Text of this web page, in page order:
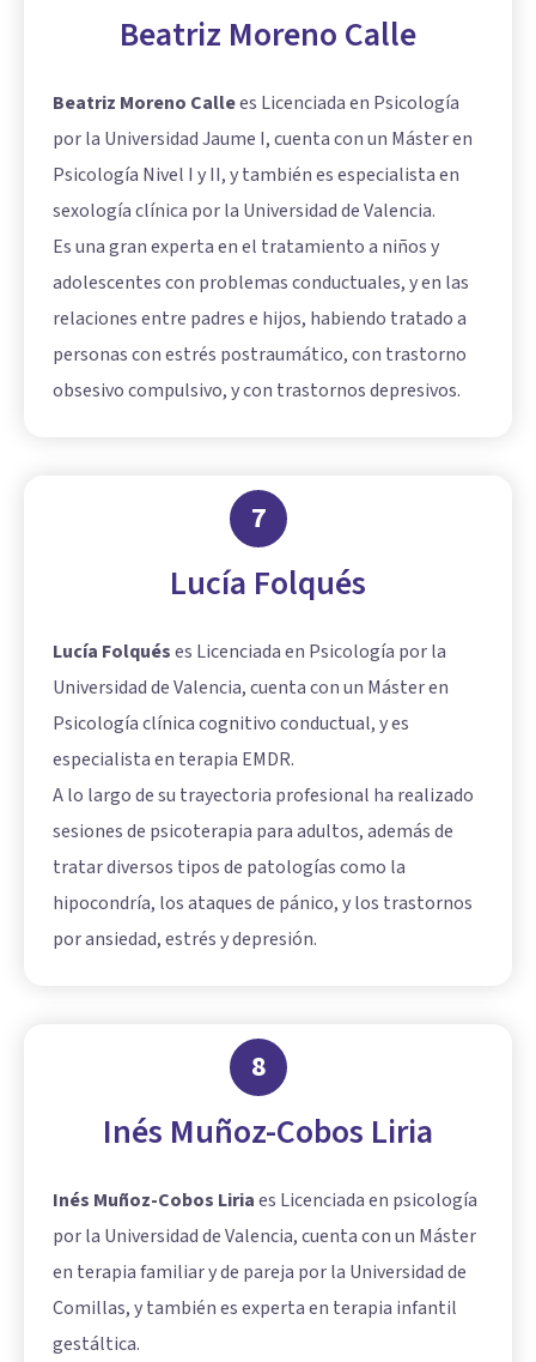
Beatriz Moreno Calle
Beatriz Moreno Callees Licenciada en Psicología
por la Universidad Jaume I, cuenta con un Máster en
Psicología Nivel I y II, y también es especialista en
sexología clínica por la Universidad de Valencia.
Es una gran experta en el tratamiento a niños y
adolescentes con problemas conductuales, y en las
relaciones entre padres e hijos, habiendo tratado a
personas con estrés postraumático, con trastorno
obsesivo compulsivo, y con trastornos depresivos.
7
Lucía Folqués
Lucía Folquéses Licenciada en Psicología por la
Universidad de Valencia, cuenta con un Máster en
Psicología clínica cognitivo conductual, y es
especialista en terapia EMDR.
A lo largo de su trayectoria profesional ha realizado
sesiones de psicoterapia para adultos, además de
tratar diversos tipos de patologías como la
hipocondría, los ataques de pánico, y los trastornos
por ansiedad, estrés y depresión.
8
Inés Muñoz-Cobos Liria
Inés Muñoz-Cobos Liriaes Licenciada en psicología
por la Universidad de Valencia, cuenta con un Máster
en terapia familiar y de pareja por la Universidad de
Comillas, y también es experta en terapia infantil
gestáltica.